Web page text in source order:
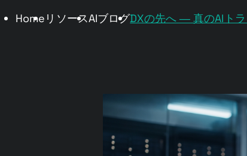
Home リソースAIブログDXの先へ ― 真のAIト